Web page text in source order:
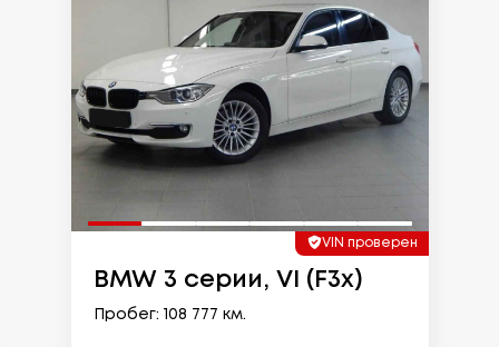
VIN проверен
BMW 3 серии, VI (F3x)
Пробег: 108 777 км.